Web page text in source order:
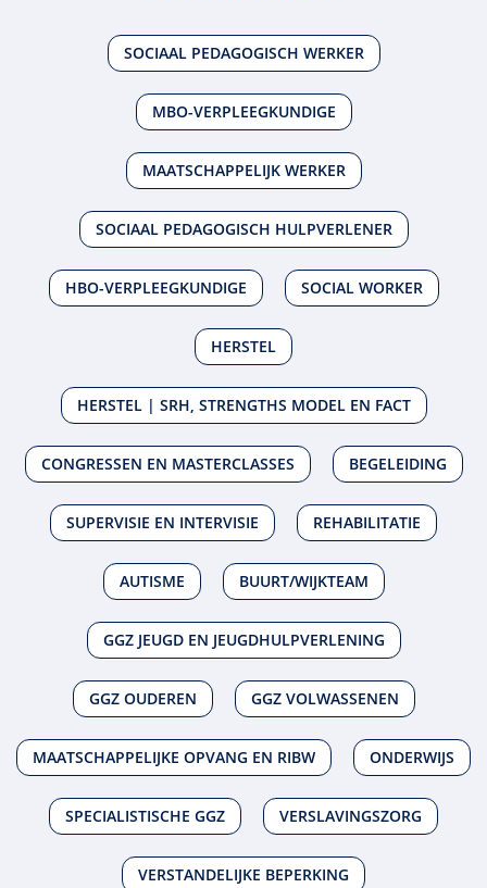
SOCIAAL PEDAGOGISCH WERKER
MBO-VERPLEEGKUNDIGE
MAATSCHAPPELIJK WERKER
SOCIAAL PEDAGOGISCH HULPVERLENER
HBO-VERPLEEGKUNDIGE SOCIAL WORKER
HERSTEL
HERSTEL | SRH, STRENGTHS MODEL EN FACT
CONGRESSEN EN MASTERCLASSES BEGELEIDING
SUPERVISIE EN INTERVISIE REHABILITATIE
AUTISME BUURT/WIJKTEAM
GGZ JEUGD EN JEUGDHULPVERLENING
GGZ OUDEREN GGZ VOLWASSENEN
MAATSCHAPPELIJKE OPVANG EN RIBW ONDERWIJS
SPECIALISTISCHE GGZ VERSLAVINGSZORG
VERSTANDELIJKE BEPERKING